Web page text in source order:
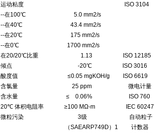
运动粘度 ISO 3104
--在100℃ 5.0 mm2/s
--在40℃ 43.4 mm2/s
--在20℃ 175 mm2/s
--在0℃ 1700 mm2/s
在20/20℃比重 1.13 ISO 12185
倾点 -20℃ ISO 3016
酸度值 ≤0.05 mgKOH/g ISO 6619
含氯量 25 ppm 微电计量
含水量 ≤ 0.06% ISO 760
20℃ 体积电阻率 ≥100 MΩ-m IEC 60247
微粒污染 3级 自动粒子
（SAEARP749D）1 计数器